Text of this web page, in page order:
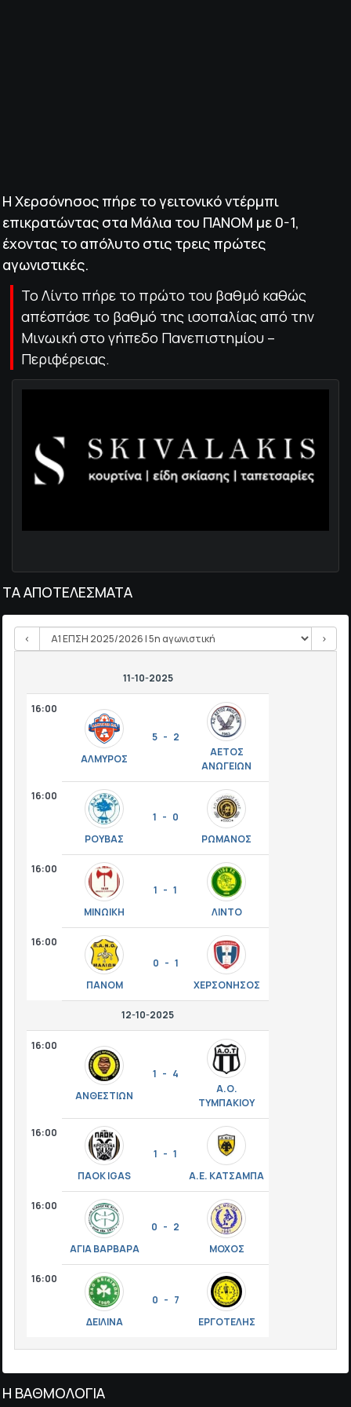
Η Χερσόνησος πήρε το γειτονικό ντέρμπι
επικρατώντας στα Μάλια του ΠΑΝΟΜ με 0-1,
έχοντας το απόλυτο στις τρεις πρώτες
αγωνιστικές.
Το Λίντο πήρε το πρώτο του βαθμό καθώς
απέσπάσε το βαθμό της ισοπαλίας από την
Μινωική στο γήπεδο Πανεπιστημίου –
Περιφέρειας.
ΤΑ ΑΠΟΤΕΛΕΣΜΑΤΑ
< >
11-10-2025
16:00
ΑΛΜΥΡΟΣ
5 - 2
ΑΕΤΟΣ
ΑΝΩΓΕΙΩΝ
16:00
ΡΟΥΒΑΣ
1 - 0
ΡΩΜΑΝΟΣ
16:00
ΜΙΝΩΙΚΗ
1 - 1
ΛΙΝΤΟ
16:00
ΠΑΝΟΜ
0 - 1
ΧΕΡΣΟΝΗΣΟΣ
12-10-2025
16:00
ΑΝΘΕΣΤΙΩΝ
1 - 4
Α.Ο.
ΤΥΜΠΑΚΙΟΥ
16:00
ΠΑΟΚ IGAS
1 - 1
Α.Ε. ΚΑΤΣΑΜΠΑ
16:00
ΑΓΙΑ ΒΑΡΒΑΡΑ
0 - 2
ΜΟΧΟΣ
16:00
ΔΕΙΛΙΝΑ
0 - 7
ΕΡΓΟΤΕΛΗΣ
Η ΒΑΘΜΟΛΟΓΙΑ